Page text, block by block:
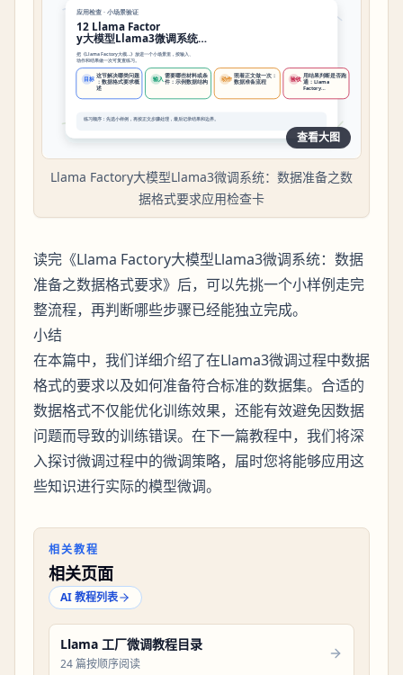
查看大图
Llama Factory大模型Llama3微调系统：数据准备之数
据格式要求应用检查卡
读完《Llama Factory大模型Llama3微调系统：数据
准备之数据格式要求》后，可以先挑一个小样例走完
整流程，再判断哪些步骤已经能独立完成。
小结
在本篇中，我们详细介绍了在Llama3微调过程中数据
格式的要求以及如何准备符合标准的数据集。合适的
数据格式不仅能优化训练效果，还能有效避免因数据
问题而导致的训练错误。在下一篇教程中，我们将深
入探讨微调过程中的微调策略，届时您将能够应用这
些知识进行实际的模型微调。
相关教程
相关页面
AI 教程列表
Llama 工厂微调教程目录
24 篇按顺序阅读